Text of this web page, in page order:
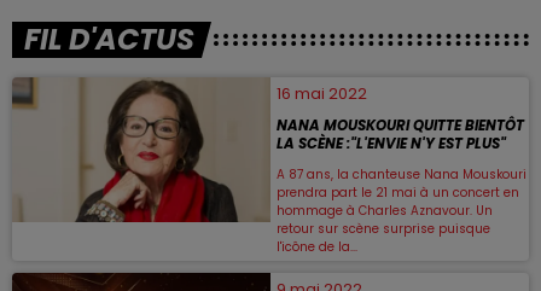
FIL D'ACTUS
16 mai 2022
NANA MOUSKOURI QUITTE BIENTÔT
LA SCÈNE :"L'ENVIE N'Y EST PLUS"
A 87 ans, la chanteuse Nana Mouskouri
prendra part le 21 mai à un concert en
hommage à Charles Aznavour. Un
retour sur scène surprise puisque
l'icône de la...